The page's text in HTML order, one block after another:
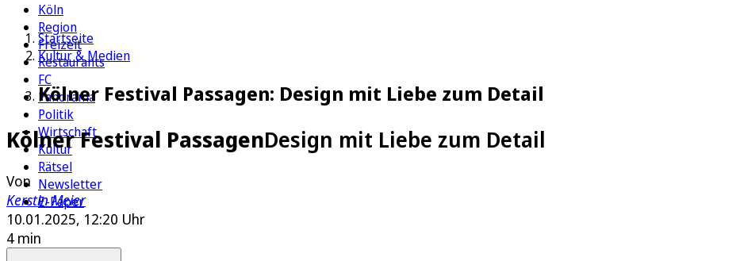
Köln
Region
Freizeit
Restaurants
FC
Panorama
Politik
Wirtschaft
Kultur
Rätsel
Newsletter
E-Paper
Startseite
Kultur & Medien
Kölner Festival Passagen: Design mit Liebe zum Detail
Kölner Festival PassagenDesign mit Liebe zum Detail
Von
Kerstin Meier
10.01.2025, 12:20 Uhr
4 min